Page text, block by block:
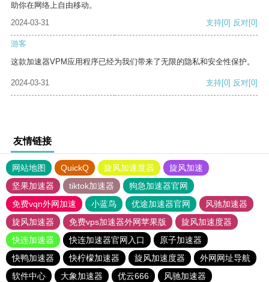
助你在网络上自由移动。
2024-03-31
支持[0] 反对[0]
游客
这款加速器VPM应用程序已经为我们带来了无限的隐私和安全性保护。
2024-03-31 支持[0] 反对[0]
友情链接
网站地图 QuickQ 旋风加速度器
旋风加速
坚果加速器
tiktok加速器
狗急加速器官网
免费vqn外网加速
小蓝鸟 优途加速器官网
风驰加速器
旋风加速器
免费vps加速器外网苹果版
旋风加速度器
快连加速器
快连加速器官网入口
原子加速器
快鸭加速器
快柠檬加速器 旋风加速度器
外网网址导航
软件中心
大象加速器 优云666 风驰加速器